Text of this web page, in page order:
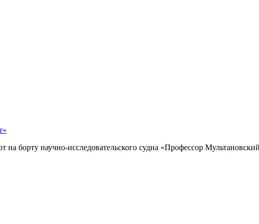
на борту научно-исследовательского судна «Профессор